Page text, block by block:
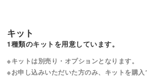
キット
1種類のキットを用意しています。
※キットは別売り・オプションとなります。
※お申し込みいただいた方のみ、キットを購入